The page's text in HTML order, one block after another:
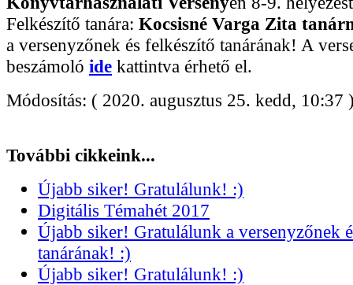
Felkészítő tanára: Kocsisné Varga Zita
a versenyzőnek és felkészítő tanárának! A
beszámoló ide kattintva érhető el.
Módosítás: ( 2020. augusztus 25. kedd, 10:37
További cikkeink...
Újabb siker! Gratulálunk! :)
Digitális Témahét 2017
Újabb siker! Gratulálunk a versenyzőnek
tanárának! :)
Újabb siker! Gratulálunk! :)